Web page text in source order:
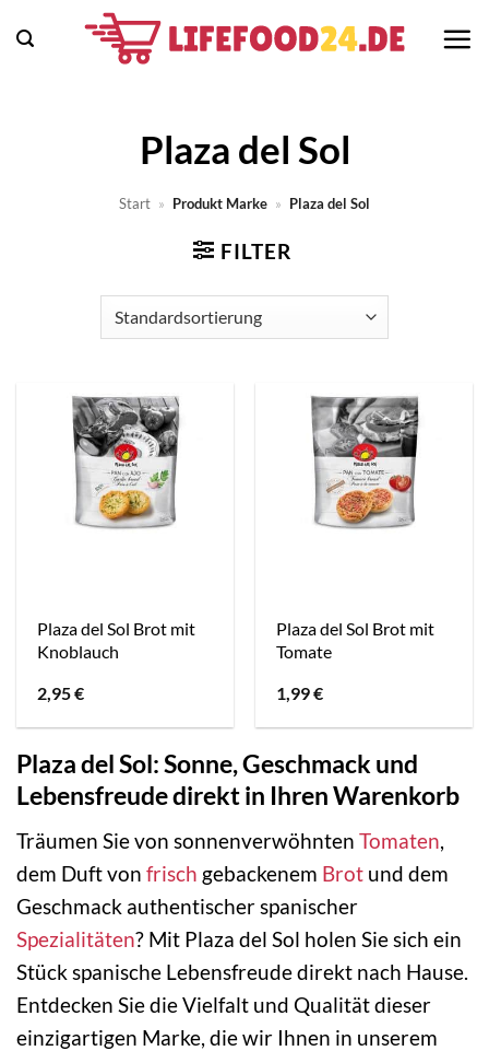
Inhalt
Plaza del Sol
Start » Produkt Marke » Plaza del Sol
FILTER
Plaza del Sol Brot mit
Knoblauch
2,95€
Plaza del Sol Brot mit
Tomate
1,99€
Plaza del Sol: Sonne, Geschmack und
Lebensfreude direkt in Ihren Warenkorb
Träumen Sie von sonnenverwöhnten Tomaten,
dem Duft von frisch gebackenem Brot und dem
Geschmack authentischer spanischer
Spezialitäten? Mit Plaza del Sol holen Sie sich ein
Stück spanische Lebensfreude direkt nach Hause.
Entdecken Sie die Vielfalt und Qualität dieser
einzigartigen Marke, die wir Ihnen in unserem